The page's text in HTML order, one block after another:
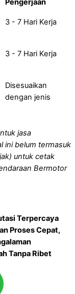
Pengerjaan
3 - 7 Hari Kerja
3 - 7 Hari Kerja
Disesuaikan
dengan jenis
jasa
ini belum termasuk
untuk cetak
Bermotor
Terpercaya
Proses Cepat,
Tanpa Ribet